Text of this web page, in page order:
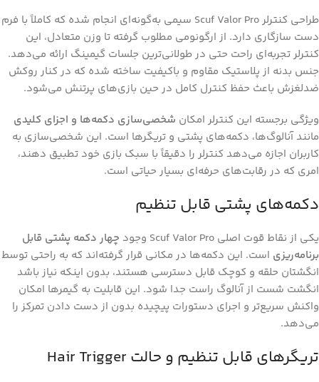
طراحی کنترلر Scuf Valor Pro سیمی به‌گونه‌ای انجام شده که کاملاً با فرم
دست سازگاری دارد. از ارگونومی مطلوب گرفته تا وزن متعادل، این
کنترلر تجربه‌ای راحت حتی در طولانی‌ترین جلسات گیمینگ ارائه می‌دهد.
جنس بدنه از پلاستیک مقاوم و باکیفیت ساخته شده که در کنار روکش
ضدلغزش باعث حفظ کنترل کامل در حین بازی‌های پرتنش می‌شود.
ویژگی برجسته این کنترلر امکان شخصی‌سازی دکمه‌ها و اجزای کلیدی
مانند آنالوگ‌ها، دکمه‌های پشتی و تریگرها است. این شخصی‌سازی به
کاربران اجازه می‌دهد کنترلر را دقیقاً با سبک بازی خود تطبیق دهند،
امری که در رقابت‌های حرفه‌ای بسیار حیاتی است.
دکمه‌های پشتی قابل تنظیم
یکی از نقاط قوت اصلی Scuf Valor Pro وجود
چهار دکمه پشتی قابل
برنامه‌ریزی است. این دکمه‌ها در مکانی قرار گرفته‌اند که به راحتی توسط
انگشتان حلقه و کوچک قابل دسترسی هستند، بدون اینکه نیاز باشد
انگشت شست از آنالوگ راست جدا شود. این قابلیت به گیمرها امکان
واکنش سریع‌تر و اجرای دستورات پیچیده بدون از دست دادن تمرکز را
می‌دهد.
تریگرهای قابل تنظیم و حالت Hair Trigger